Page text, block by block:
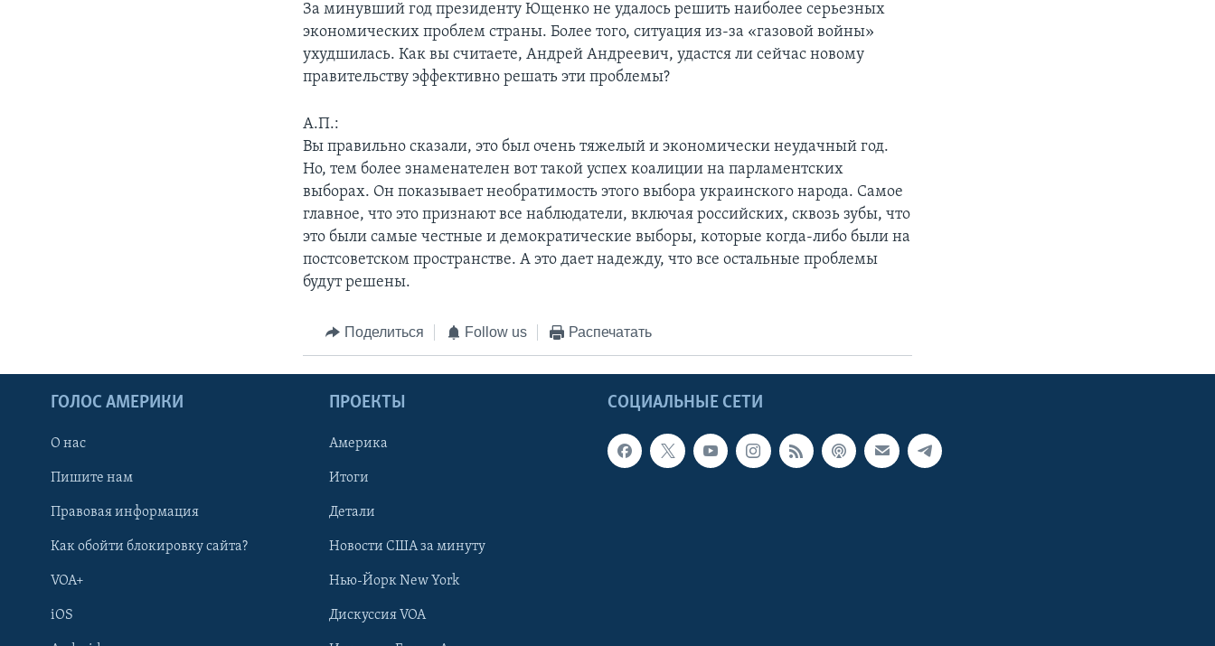
За минувший год президенту Ющенко не удалось решить наиболее серьезных
экономических проблем страны. Более того, ситуация из-за «газовой войны»
ухудшилась. Как вы считаете, Андрей Андреевич, удастся ли сейчас новому
правительству эффективно решать эти проблемы?
А.П.:
Вы правильно сказали, это был очень тяжелый и экономически неудачный год.
Но, тем более знаменателен вот такой успех коалиции на парламентских
выборах. Он показывает необратимость этого выбора украинского народа. Самое
главное, что это признают все наблюдатели, включая российских, сквозь зубы, что
это были самые честные и демократические выборы, которые когда-либо были на
постсоветском пространстве. А это дает надежду, что все остальные проблемы
будут решены.
Поделиться Follow us Распечатать
СОЦИАЛЬНЫЕ СЕТИ
ГОЛОС АМЕРИКИ
О нас
Пишите нам
Правовая информация
Как обойти блокировку сайта?
VOA+
iOS
ПРОЕКТЫ
Америка
Итоги
Детали
Новости США за минуту
Нью-Йорк New York
Дискуссия VOA